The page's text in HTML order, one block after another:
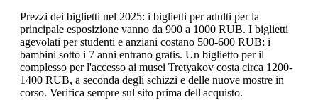
Prezzi dei biglietti nel 2025: i biglietti per adulti per la
principale esposizione vanno da 900 a 1000 RUB. I biglietti
agevolati per studenti e anziani costano 500-600 RUB; i
bambini sotto i 7 anni entrano gratis. Un biglietto per il
complesso per l'accesso ai musei Tretyakov costa circa 1200-
1400 RUB, a seconda degli schizzi e delle nuove mostre in
corso. Verifica sempre sul sito prima dell'acquisto.